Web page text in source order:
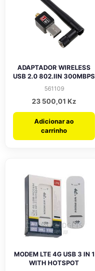
ADAPTADOR WIRELESS
USB 2.0 802.IIN 300MBPS
561109
23 500,01 Kz
Adicionar ao
carrinho
MODEM LTE 4G USB 3 IN 1
WITH HOTSPOT